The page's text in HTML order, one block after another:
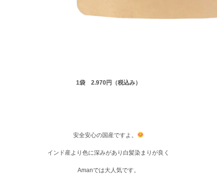
1袋 2.970円（税込み）
安全安心の国産ですよ。
インド産より色に深みがあり白髪染まりが良く
Amanでは大人気です。